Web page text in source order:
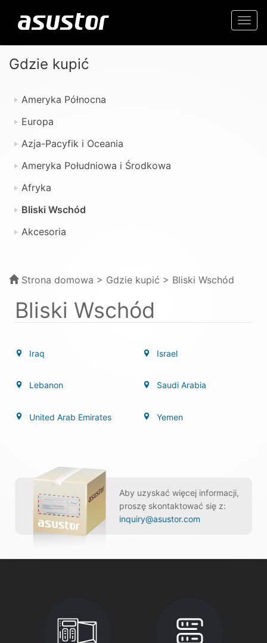
Gdzie kupić
Ameryka Północna
Europa
Azja-Pacyfik i Oceania
Ameryka Południowa i Środkowa
Afryka
Bliski Wschód
Akcesoria
Strona domowa > Gdzie kupić > Bliski Wschód
Bliski Wschód
Iraq Israel
Lebanon Saudi Arabia
United Arab Emirates Yemen
Aby uzyskać więcej informacji,
proszę skontaktować się z:
inquiry@asustor.com